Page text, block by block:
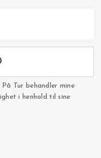
Tur behandler mine
i henhold til sine